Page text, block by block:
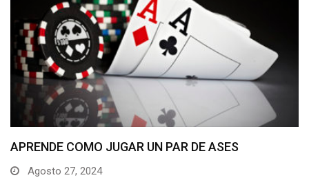
¿Ganarse la vida jugando al póker online? Ven…
Agosto 24, 2024